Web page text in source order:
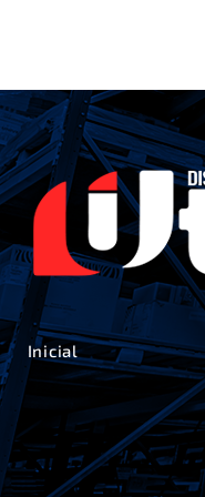
Inicial